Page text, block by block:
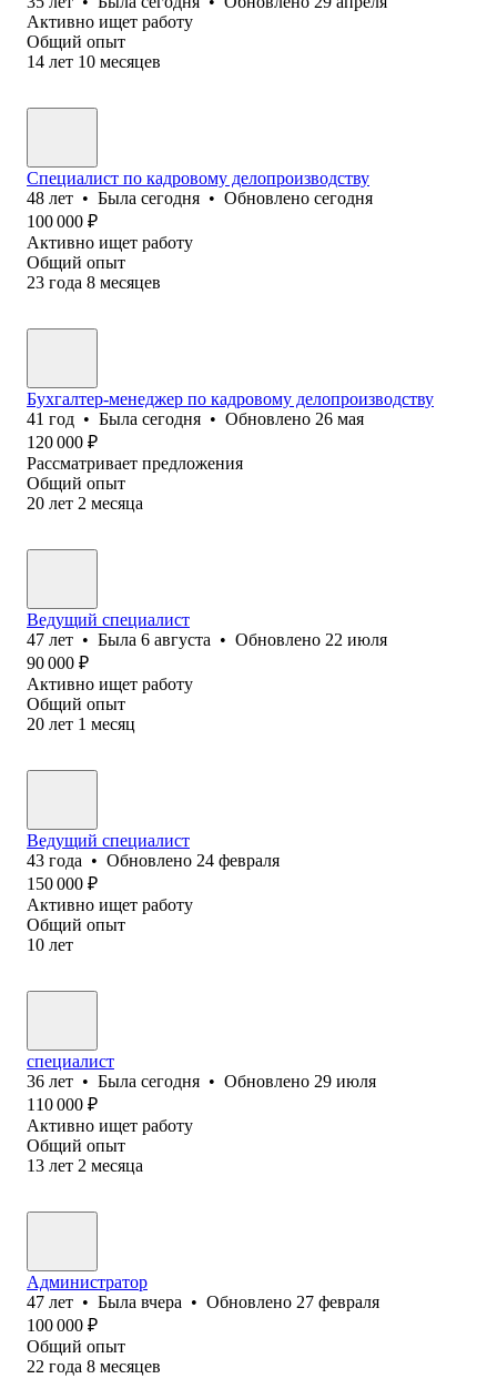
Активно ищет работу
Общий опыт
14 лет 10 месяцев
Специалист по кадровому делопроизводству
48 лет • Была сегодня • Обновлено сегодня
100 000 ₽
Активно ищет работу
Общий опыт
23 года 8 месяцев
Бухгалтер-менеджер по кадровому делопроизводству
41 год • Была сегодня • Обновлено 26 мая
120 000 ₽
Рассматривает предложения
Общий опыт
20 лет 2 месяца
Ведущий специалист
47 лет • Была 6 августа • Обновлено 22 июля
90 000 ₽
Активно ищет работу
Общий опыт
20 лет 1 месяц
Ведущий специалист
43 года • Обновлено 24 февраля
150 000 ₽
Активно ищет работу
Общий опыт
10 лет
специалист
36 лет • Была сегодня • Обновлено 29 июля
110 000 ₽
Активно ищет работу
Общий опыт
13 лет 2 месяца
Администратор
47 лет • Была вчера • Обновлено 27 февраля
100 000 ₽
Общий опыт
22 года 8 месяцев